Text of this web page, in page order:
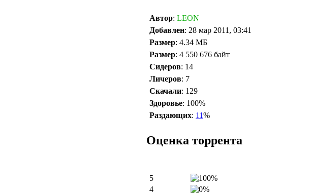
Автор: LEON
Добавлен: 28 мар 2011, 03:41
Размер: 4.34 МБ
Размер: 4 550 676 байт
Сидеров: 14
Личеров: 7
Скачали: 129
Здоровье: 100%
Раздающих: 11%
Оценка торрента
5
4